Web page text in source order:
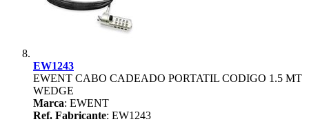
EW1243
EWENT CABO CADEADO PORTATIL CODIGO 1.5 MT
WEDGE
Marca: EWENT
Ref. Fabricante: EW1243